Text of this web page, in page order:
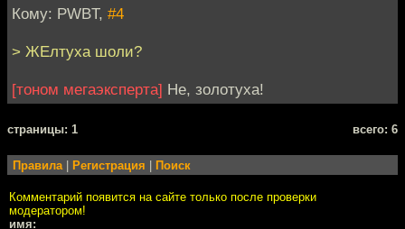
Кому: PWBT, #4
> ЖЕлтуха шоли?
[тоном мегаэксперта] Не, золотуха!
cтраницы: 1 всего: 6
Правила| Регистрация Поиск
Комментарий появится на сайте только после проверки
модератором!
имя: